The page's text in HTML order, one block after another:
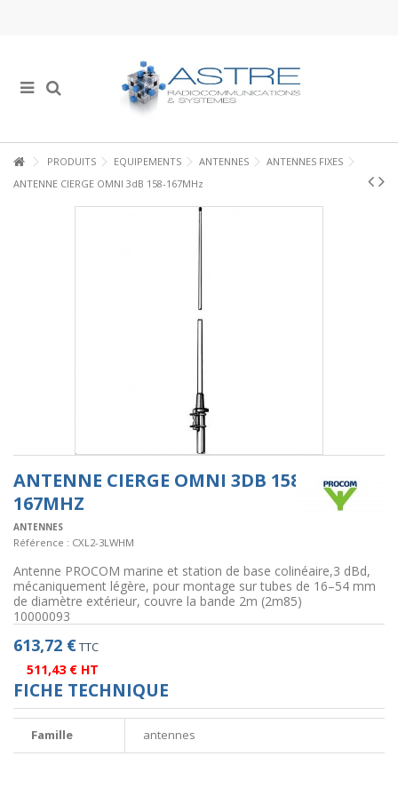
PRODUITS EQUIPEMENTS ANTENNES
ANTENNES FIXES
ANTENNE CIERGE OMNI 3dB 158-167MHz
ANTENNE CIERGE OMNI 3DB 158-
167MHZ
ANTENNES
Référence : CXL2-3LWHM
Antenne PROCOM marine et station de base colinéaire,3 dBd,
mécaniquement légère, pour montage sur tubes de 16–54 mm
de diamètre extérieur, couvre la bande 2m (2m85)
10000093
613,72 €TTC
511,43 € HT
FICHE TECHNIQUE
Famille antennes